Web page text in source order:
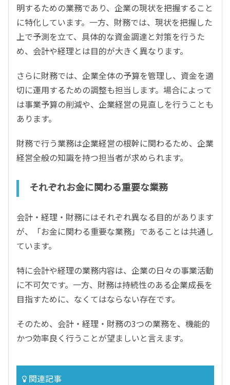
明するための業務であり、企業の現状を把握すること
に特化しています。一方、財務では、現状を把握した
上で予測を立て、具体的な資金調達と対策を行うた
め、会計や経理とは目的が大きく異なります。
さらに財務では、企業全体の予算を管理し、資金を適
切に運用するための調整も担当します。場合によって
は事業予算の削減や、企業経営の見直しを行うことも
あります。
財務で行う業務は企業経営の根幹に関わるため、企業
経営全般の知識を持つ担当者が求められます。
それぞれお金に関わる重要な業務
会計・経理・財務にはそれぞれ異なる目的があります
が、「お金に関わる重要な業務」であることは共通し
ています。
特に会計や経理の業務内容は、企業の日々の事業活動
に不可欠です。一方、財務は持続性のある企業成長を
目指すために、なくてはならない存在です。
そのため、会計・経理・財務の3つの業務を、機能的
かつ効率良く行うことが望ましいと言えます。
関連記事